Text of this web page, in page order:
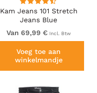
Kam Jeans 101 Stretch
Jeans Blue
Van 69,99 € Incl. Btw
Voeg toe aan
winkelmandje